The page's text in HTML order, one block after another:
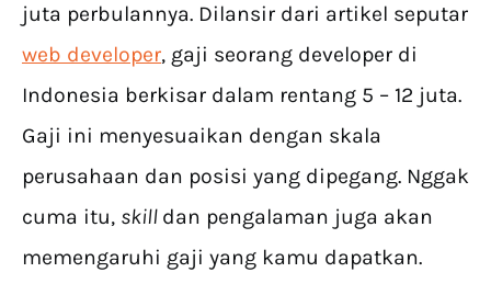
juta perbulannya. Dilansir dari artikel seputar
web developer, gaji seorang developer di
Indonesia berkisar dalam rentang 5 – 12 juta.
Gaji ini menyesuaikan dengan skala
perusahaan dan posisi yang dipegang. Nggak
cuma itu, skill dan pengalaman juga akan
memengaruhi gaji yang kamu dapatkan.